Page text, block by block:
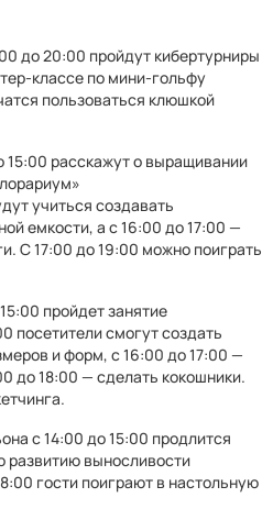
до 20:00 пройдут кибертурниры
классе по мини-гольфу
пользоваться клюшкой
15:00 расскажут о выращивании
учиться создавать
емкости, а с 16:00 до 17:00 —
С 17:00 до 19:00 можно поиграть
пройдет занятие
посетители смогут создать
и форм, с 16:00 до 17:00 —
до 18:00 — сделать кокошники.
с 14:00 до 15:00 продлится
развитию выносливости
гости поиграют в настольную